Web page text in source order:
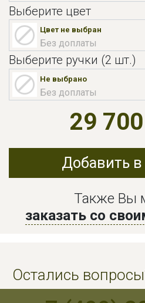
Выберите цвет
Цвет не выбран
Без доплаты
Выберите ручки (2 шт.)
Не выбрано
Без доплаты
29
Добавить в
Также Вы
заказать со
Остались